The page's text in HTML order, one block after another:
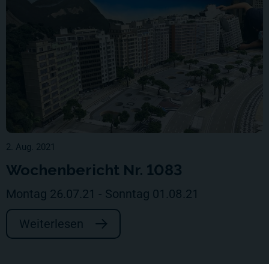
2. Aug. 2021
Wochenbericht Nr. 1083
Montag 26.07.21 - Sonntag 01.08.21
Weiterlesen